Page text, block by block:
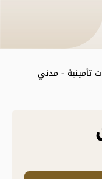
تأمينية - مدني